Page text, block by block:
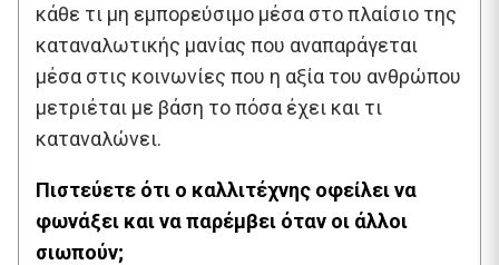
κάθε τι μη εμπορεύσιμο μέσα στο πλαίσιο της
καταναλωτικής μανίας που αναπαράγεται
μέσα στις κοινωνίες που η αξία του ανθρώπου
μετριέται με βάση το πόσα έχει και τι
καταναλώνει.
Πιστεύετε ότι ο καλλιτέχνης οφείλει να
φωνάξει και να παρέμβει όταν οι άλλοι
σιωπούν;